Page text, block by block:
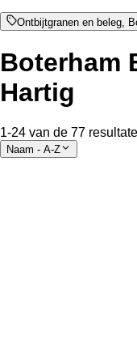
Ontbijtgranen en beleg,
Boterham
Hartig
1-24 van de 77
Naam - A-Z